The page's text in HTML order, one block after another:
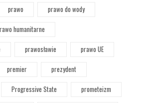
prawo
prawo do wody
humanitarne
prawosławie
prawo UE
premier
prezydent
Progressive State
prometeizm